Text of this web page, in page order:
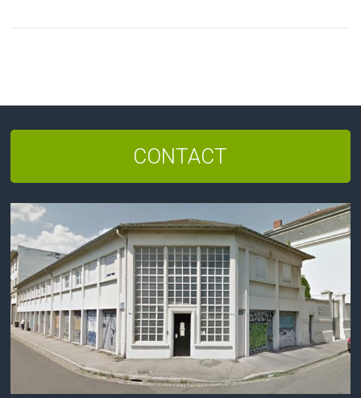
CONTACT